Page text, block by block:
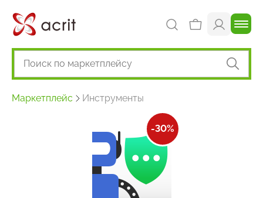
Маркетплейс Инструменты
-30%